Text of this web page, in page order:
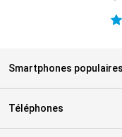
Smartphones populaires
Téléphones